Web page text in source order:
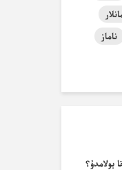
ناماز
بولامدۇ؟